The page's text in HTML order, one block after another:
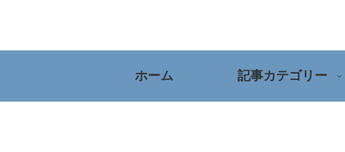
ホーム 記事カテゴリー